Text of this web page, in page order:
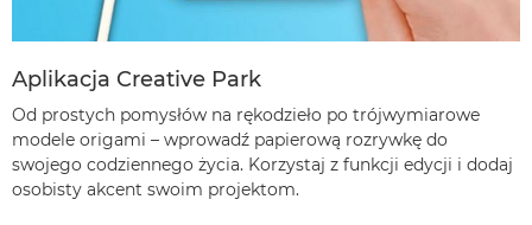
Aplikacja Creative Park
Od prostych pomysłów na rękodzieło po trójwymiarowe
modele origami – wprowadź papierową rozrywkę do
swojego codziennego życia. Korzystaj z funkcji edycji i dodaj
osobisty akcent swoim projektom.